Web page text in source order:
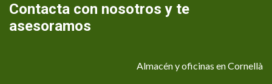
Contacta con nosotros y te
asesoramos
Almacén y oficinas en Cornellà